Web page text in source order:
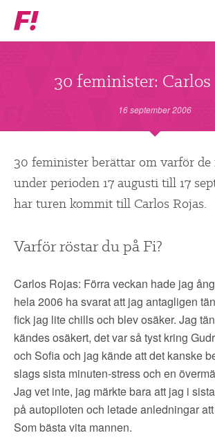
Feministiskt
initiativ
ENGAGERA DIG I F!
FÖR MEDLEMMAR
NYHETER
SÖK
30 feminister: Carlos
16 september 2006
30 feminister berättar om varför de
under perioden 17 augusti till 17
har turen kommit till Carlos Rojas.
Varför röstar du på Fi?
Carlos Rojas: Förra veckan hade jag
hela 2006 ha svarat att jag antagligen
fick jag lite chills och blev osäker. Jag
kändes osäkert, det var så tyst kring
och Sofia och jag kände att det kanske
slags sista minuten-stress och en
Jag vet inte, jag märkte bara att jag i
på autopiloten och letade anledningar
Som bästa vita mannen.